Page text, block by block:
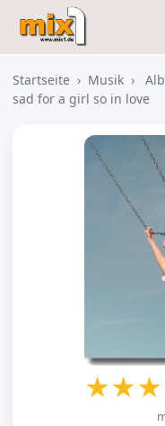
Startseite › Musik ›
sad for a girl so in love
★★★